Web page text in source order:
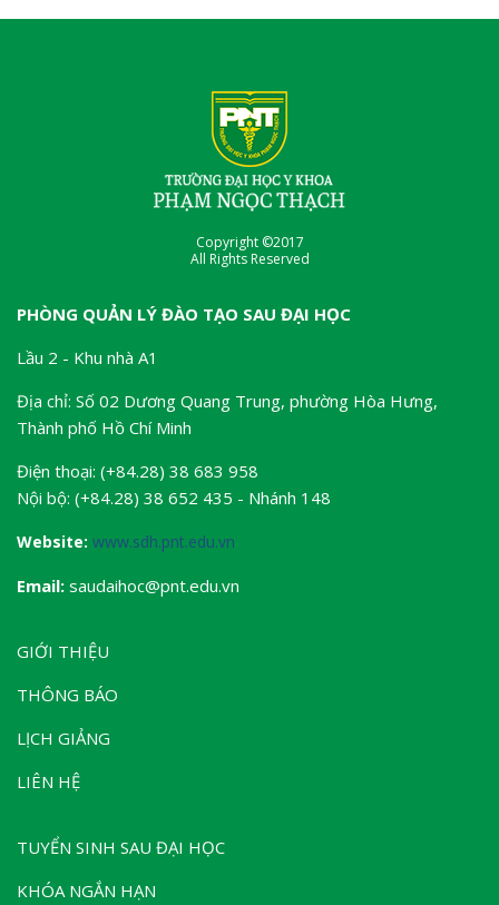
Copyright ©2017
All Rights Reserved
PHÒNG QUẢN LÝ ĐÀO TẠO SAU ĐẠI HỌC
Lầu 2 - Khu nhà A1
Địa chỉ: Số 02 Dương Quang Trung, phường Hòa Hưng,
Thành phố Hồ Chí Minh
Điện thoại: (+84.28) 38 683 958
Nội bộ: (+84.28) 38 652 435 - Nhánh 148
Website: www.sdh.pnt.edu.vn
Email: saudaihoc@pnt.edu.vn
GIỚI THIỆU
THÔNG BÁO
LỊCH GIẢNG
LIÊN HỆ
TUYỂN SINH SAU ĐẠI HỌC
KHÓA NGẮN HẠN